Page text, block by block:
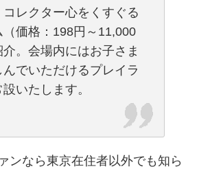
レクター心をくすぐる
（価格：198円～11,000
介。会場内にはお子さま
んでいただけるプレイラ
いたします。
ンなら東京在住者以外でも知ら